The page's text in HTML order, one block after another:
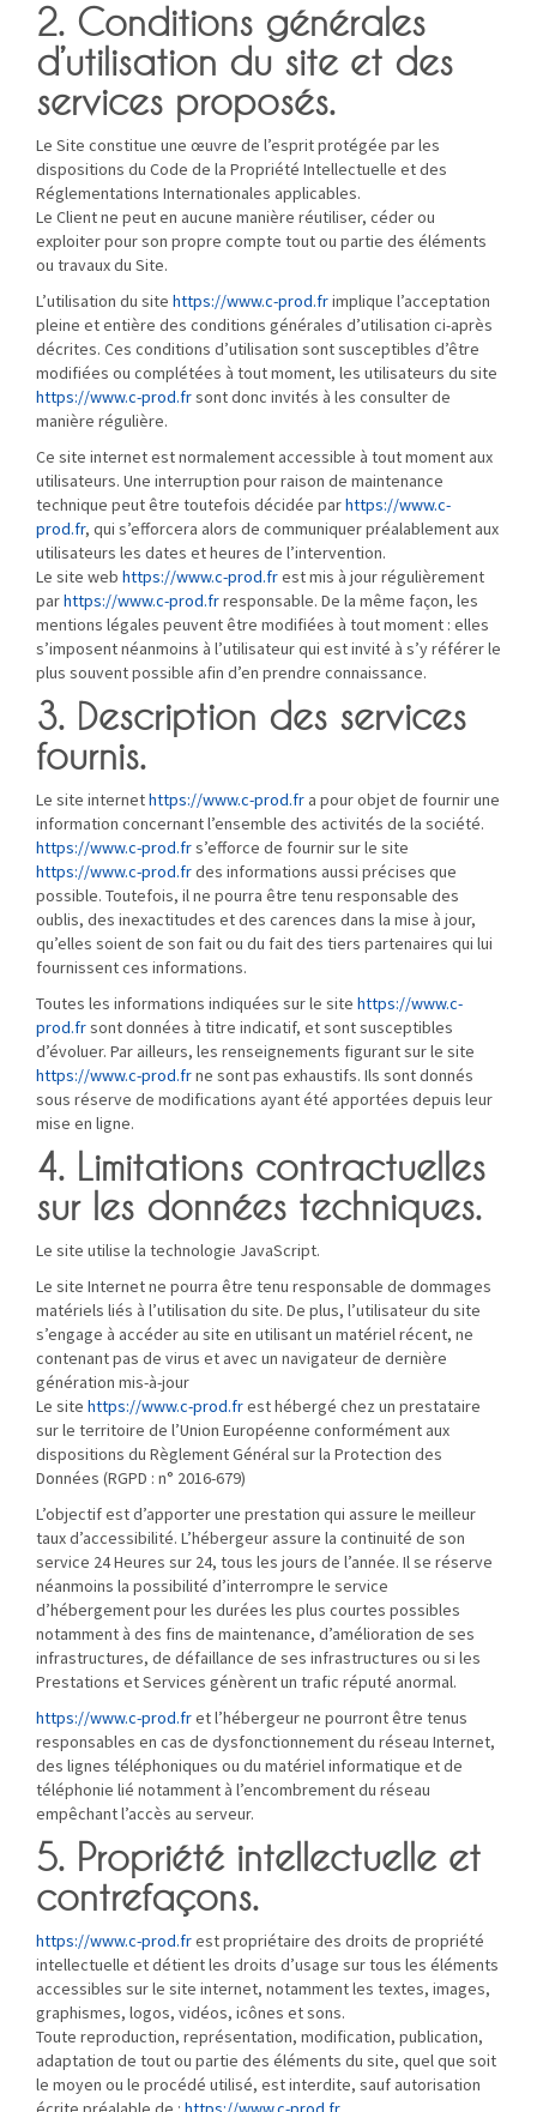
2. Conditions générales
d’utilisation du site et des
services proposés.
Le Site constitue une œuvre de l’esprit protégée par les
dispositions du Code de la Propriété Intellectuelle et des
Réglementations Internationales applicables.
Le Client ne peut en aucune manière réutiliser, céder ou
exploiter pour son propre compte tout ou partie des éléments
ou travaux du Site.
L’utilisation du site https://www.c-prod.frimplique l’acceptation
pleine et entière des conditions générales d’utilisation ci-après
décrites. Ces conditions d’utilisation sont susceptibles d’être
modifiées ou complétées à tout moment, les utilisateurs du site
https://www.c-prod.frsont donc invités à les consulter de
manière régulière.
Ce site internet est normalement accessible à tout moment aux
utilisateurs. Une interruption pour raison de maintenance
technique peut être toutefois décidée parhttps://www.c-
prod.fr, qui s’efforcera alors de communiquer préalablement aux
utilisateurs les dates et heures de l’intervention.
Le site web https://www.c-prod.frest mis à jour régulièrement
parhttps://www.c-prod.frresponsable. De la même façon, les
mentions légales peuvent être modifiées à tout moment : elles
s’imposent néanmoins à l’utilisateur qui est invité à s’y référer le
plus souvent possible afin d’en prendre connaissance.
3. Description des services
fournis.
Le site internethttps://www.c-prod.fr a pour objet de fournir une
information concernant l’ensemble des activités de la société.
https://www.c-prod.frs’efforce de fournir sur le site
https://www.c-prod.frdes informations aussi précises que
possible. Toutefois, il ne pourra être tenu responsable des
oublis, des inexactitudes et des carences dans la mise à jour,
qu’elles soient de son fait ou du fait des tiers partenaires qui lui
fournissent ces informations.
Toutes les informations indiquées sur le site https://www.c-
prod.frsont données à titre indicatif, et sont susceptibles
d’évoluer. Par ailleurs, les renseignements figurant sur le site
https://www.c-prod.frne sont pas exhaustifs. Ils sont donnés
sous réserve de modifications ayant été apportées depuis leur
mise en ligne.
4. Limitations contractuelles
sur les données techniques.
Le site utilise la technologie JavaScript.
Le site Internet ne pourra être tenu responsable de dommages
matériels liés à l’utilisation du site. De plus, l’utilisateur du site
s’engage à accéder au site en utilisant un matériel récent, ne
contenant pas de virus et avec un navigateur de dernière
génération mis-à-jour
Le site https://www.c-prod.frest hébergé chez un prestataire
sur le territoire de l’Union Européenne conformément aux
dispositions du Règlement Général sur la Protection des
Données (RGPD : n° 2016-679)
L’objectif est d’apporter une prestation qui assure le meilleur
taux d’accessibilité. L’hébergeur assure la continuité de son
service 24 Heures sur 24, tous les jours de l’année. Il se réserve
néanmoins la possibilité d’interrompre le service
d’hébergement pour les durées les plus courtes possibles
notamment à des fins de maintenance, d’amélioration de ses
infrastructures, de défaillance de ses infrastructures ou si les
Prestations et Services génèrent un trafic réputé anormal.
https://www.c-prod.fret l’hébergeur ne pourront être tenus
responsables en cas de dysfonctionnement du réseau Internet,
des lignes téléphoniques ou du matériel informatique et de
téléphonie lié notamment à l’encombrement du réseau
empêchant l’accès au serveur.
5. Propriété intellectuelle et
contrefaçons.
https://www.c-prod.frest propriétaire des droits de propriété
intellectuelle et détient les droits d’usage sur tous les éléments
accessibles sur le site internet, notamment les textes, images,
graphismes, logos, vidéos, icônes et sons.
Toute reproduction, représentation, modification, publication,
adaptation de tout ou partie des éléments du site, quel que soit
le moyen ou le procédé utilisé, est interdite, sauf autorisation